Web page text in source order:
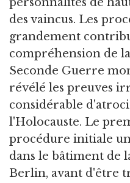
des vaincus. Les
grandement
compréhension de
Seconde Guerre
révélé les preuves
considérable
l'Holocauste. Le
procédure initiale
dans le bâtiment de
Berlin, avant d'être